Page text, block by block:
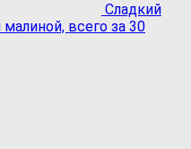
Сладкий
всего за 30